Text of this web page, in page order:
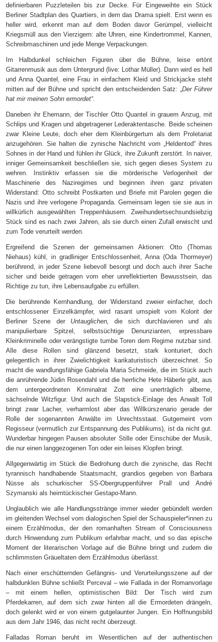
definierbaren Puzzleteilen bis zur Decke. Für Eingeweihte ein Stück
Berliner Stadtplan des Quartiers, in dem das Drama spielt. Erst wenn es
heller wird, erkennt man auf dem Boden davor Gerümpel, vielleicht
Kriegsmüll aus den Vierzigern: alte Uhren, eine Kindertrommel, Kannen,
Schreibmaschinen und jede Menge Verpackungen.
Im Halbdunkel schleichen Figuren über die Bühne, leise ertönt
Gitarrenmusik aus dem Untergrund (live: Lothar Müller). Dann wird es hell
und Anna Quantel, eine Frau in einfachem Kleid und Strickjacke steht
mitten auf der Bühne und spricht den entscheidenden Satz: „Der Führer
hat mir meinen Sohn ermordet“.
Daneben ihr Ehemann, der Tischler Otto Quantel in grauem Anzug, mit
Schlips und Kragen und abgetragener Lederaktentasche. Beide scheinen
zwar Kleine Leute, doch eher dem Kleinbürgertum als dem Proletariat
anzugehören. Sie halten die zynische Nachricht vom „Heldentod“ ihres
Sohnes in der Hand und fühlen ihr Glück, ihre Zukunft zerstört. In naiver,
inniger Gemeinsamkeit beschließen sie, sich gegen dieses System zu
wehren. Instinktiv erfassen sie die mörderische Verlogenheit der
Maschinerie des Naziregimes und beginnen ihren ganz privaten
Widerstand: Otto schreibt Postkarten und Briefe mit Parolen gegen die
Nazis und ihre verlogene Propaganda. Gemeinsam legen sie sie aus in
willkürlich ausgewählten Treppenhäusern. Zweihundertsechsundsiebzig
Stück sind es nach zwei Jahren, als sie durch einen Zufall erwischt und
zum Tode verurteilt werden.
Ergreifend die Szenen der gemeinsamen Aktionen: Otto (Thomas
Niehaus) kühl, in gradliniger Entschlossenheit, Anna (Oda Thormeyer)
berührend, in jeder Szene liebevoll besorgt und doch auch ihrer Sache
sicher und beide getragen vom eher unreflektierten Bewusstsein, das
Richtige zu tun, ihre Lebensaufgabe zu erfüllen.
Die berührende Kernhandlung, der Widerstand zweier einfacher, doch
entschlossener Einzelkämpfer, wird rasant umspielt vom Kolorit der
Berliner Szene der Untauglichen,
die sich durchlavieren und als
manipulierbare Spitzel, selbstsüchtige Denunzianten, erpressbare
Kleinkriminelle oder verängstigte tumbe Toren dem Regime nutzbar sind.
Alle diese Rollen sind glänzend besetzt, stark konturiert, doch
gelegentlich in ihrer Zwielichtigkeit karikaturistisch überzeichnet. So
macht die wandlungsfähige Gabriela Maria Schmeide, die im Stück auch
die anrührende Jüdin Rosendahl und die herrliche Hete Häberle gibt, aus
dem untergeordneten Kriminalrat Zott eine unerträglich alberne,
sächselnde Witzfigur. Und auch die Slapstick-Einlage des Anwalt Toll
bringt zwar Lacher, verharmlost aber das Willkürszenario gerade der
Rolle der sogenannten Anwälte im Unrechtsstaat. Gutgemeint vom
Regisseur (vermutlich zur Entspannung des Publikums), ist da nicht gut.
Wunderbar hingegen Pausen absoluter Stille oder Einschübe der Musik,
die nur einen langgezogenen Ton oder ein leises Klopfen bringt.
Allgegenwärtig im Stück die Bedrohung durch die zynische, das Recht
tyrannisch handhabende Staatsmacht, grandios gegeben von Barbara
Nüsse als schurkischer SS-Obergruppenführer Prall und André
Szymanski als heimtückischer Gestapo-Mann.
Unglaublich wie alle Handlungsstränge immer wieder gebündelt werden
im gleitenden Wechsel vom dialogischen Spiel der Schauspieler*innen zu
einem Erzählmodus, der den romanhaften Stream of Consciousness
durch Hinwendung zum Publikum erfahrbar macht, und so das epische
Moment der literarischen Vorlage auf die Bühne bringt und zudem die
schlimmsten Gräueltaten dem Erzählmodus überlässt.
Nach einer erschütternden Gefängnis- und Verurteilungsszene auf der
halbdunklen Bühne schließt Perceval – wie Fallada in der Romanvorlage
– mit einem hellen, optimistischen Bild: Der Tisch wird zum
Pferdekarren, auf dem sich zwar hinten all die Ermordeten drängeln,
doch gelenkt wird er von einem gutgelaunter Jungen. Ein Hoffnungsbild
aus dem Jahr 1946, das nicht recht überzeugt.
Falladas Roman beruht im Wesentlichen auf der authentischen